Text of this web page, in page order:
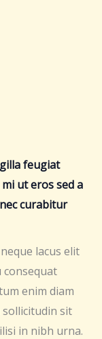
feugiat
ut eros sed a
curabitur
lacus elit
consequat
enim diam
sit
in nibh urna.